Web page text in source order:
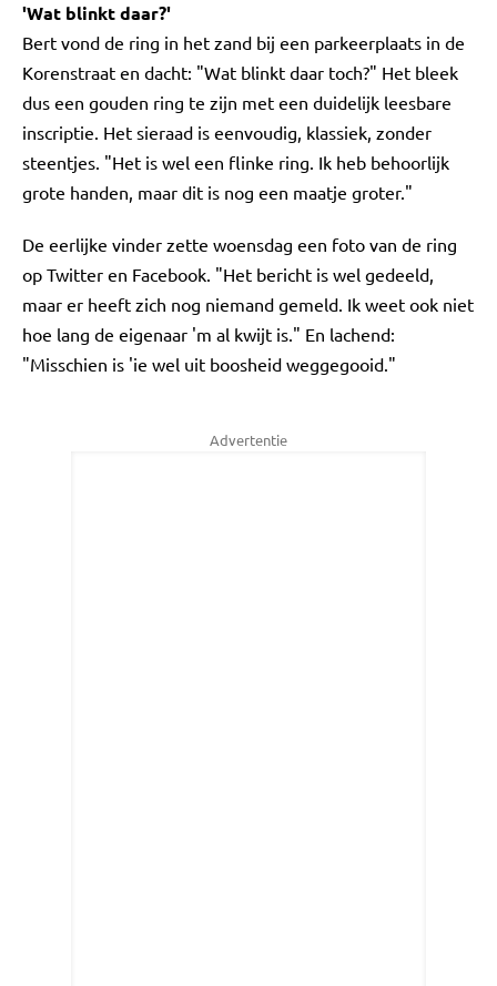
'Wat blinkt daar?'
Bert vond de ring in het zand bij een parkeerplaats in de
Korenstraat en dacht: "Wat blinkt daar toch?" Het bleek
dus een gouden ring te zijn met een duidelijk leesbare
inscriptie. Het sieraad is eenvoudig, klassiek, zonder
steentjes. "Het is wel een flinke ring. Ik heb behoorlijk
grote handen, maar dit is nog een maatje groter."
De eerlijke vinder zette woensdag een foto van de ring
op Twitter en Facebook. "Het bericht is wel gedeeld,
maar er heeft zich nog niemand gemeld. Ik weet ook niet
hoe lang de eigenaar 'm al kwijt is." En lachend:
"Misschien is 'ie wel uit boosheid weggegooid."
Advertentie